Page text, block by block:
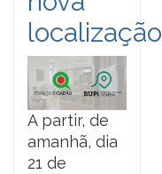
localização
A partir, de
amanhã, dia
21 de